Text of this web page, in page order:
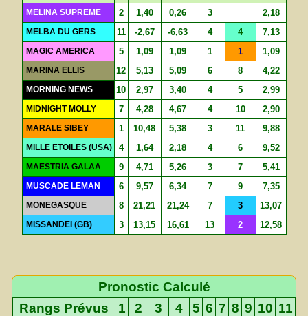
MELINA SUPREME 2 1,40 0,26 3 2,18
MELBA DU GERS 11 -2,67 -6,63 4 4 7,13
MAGIC AMERICA 5 1,09 1,09 1 1 1,09
MARINA ELLIS 12 5,13 5,09 6 8 4,22
MORNING NEWS 10 2,97 3,40 4 5 2,99
MIDNIGHT MOLLY 7 4,28 4,67 4 10 2,90
MARALE SIBEY 1 10,48 5,38 3 11 9,88
MILLE ETOILES (USA) 4 1,64 2,18 4 6 9,52
MAESTRIA GALAA 9 4,71 5,26 3 7 5,41
MUSCADE LEMAN 6 9,57 6,34 7 9 7,35
MONEGASQUE 8 21,21 21,24 7 3 13,07
MISSANDEI (GB) 3 13,15 16,61 13 2 12,58
Pronostic Calculé
Rangs Prévus
1 2 3 4 5 6 7 8 9 10 11